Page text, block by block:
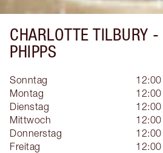
CHARLOTTE TILBURY -
PHIPPS
Sonntag
Montag
Dienstag
Mittwoch
Donnerstag
Freitag